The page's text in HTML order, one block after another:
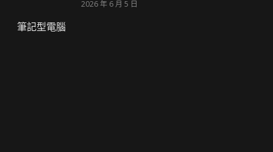
2026 年 6 月 5 日
筆記型電腦